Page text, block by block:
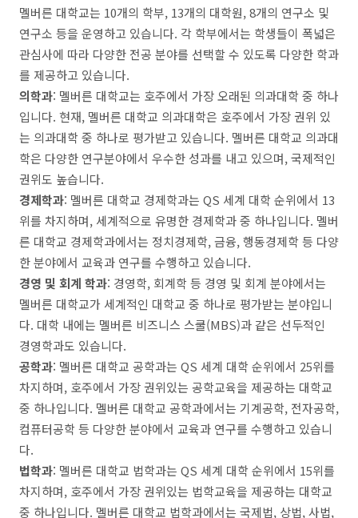
멜버른 대학교는 10개의 학부, 13개의 대학원, 8개의 연구소 및
연구소 등을 운영하고 있습니다. 각 학부에서는 학생들이 폭넓은
관심사에 따라 다양한 전공 분야를 선택할 수 있도록 다양한 학과
를 제공하고 있습니다.
의학과: 멜버른 대학교는 호주에서 가장 오래된 의과대학 중 하나
입니다. 현재, 멜버른 대학교 의과대학은 호주에서 가장 권위 있
는 의과대학 중 하나로 평가받고 있습니다. 멜버른 대학교 의과대
학은 다양한 연구분야에서 우수한 성과를 내고 있으며, 국제적인
권위도 높습니다.
경제학과: 멜버른 대학교 경제학과는 QS 세계 대학 순위에서 13
위를 차지하며, 세계적으로 유명한 경제학과 중 하나입니다. 멜버
른 대학교 경제학과에서는 정치경제학, 금융, 행동경제학 등 다양
한 분야에서 교육과 연구를 수행하고 있습니다.
경영 및 회계 학과: 경영학, 회계학 등 경영 및 회계 분야에서는
멜버른 대학교가 세계적인 대학교 중 하나로 평가받는 분야입니
다. 대학 내에는 멜버른 비즈니스 스쿨(MBS)과 같은 선두적인
경영학과도 있습니다.
공학과: 멜버른 대학교 공학과는 QS 세계 대학 순위에서 25위를
차지하며, 호주에서 가장 권위있는 공학교육을 제공하는 대학교
중 하나입니다. 멜버른 대학교 공학과에서는 기계공학, 전자공학,
컴퓨터공학 등 다양한 분야에서 교육과 연구를 수행하고 있습니
다.
법학과: 멜버른 대학교 법학과는 QS 세계 대학 순위에서 15위를
차지하며, 호주에서 가장 권위있는 법학교육을 제공하는 대학교
중 하나입니다. 멜버른 대학교 법학과에서는 국제법, 상법, 사법,